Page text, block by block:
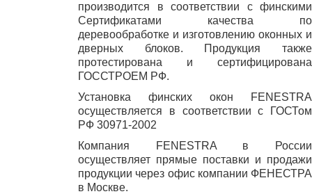
производится в соответствии с финскими
Сертификатами качества по
деревообработке и изготовлению оконных и
дверных блоков. Продукция также
протестирована и сертифицирована
ГОССТРОЕМ РФ.
Установка финских окон FENESTRA
осуществляется в соответствии с ГОСТом
РФ 30971-2002
Компания FENESTRA в России
осуществляет прямые поставки и продажи
продукции через офис компании ФЕНЕСТРА
в Москве.